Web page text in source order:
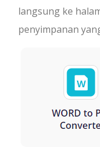
langsung ke
penyimpanan